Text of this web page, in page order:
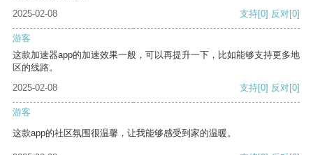
2025-02-08
支持[0] 反对[0]
游客
这款加速器app的加速效果一般，可以再提升一下，比如能够支持更多地
区的线路。
2025-02-08
支持[0] 反对[0]
游客
这款app的社区氛围很温馨，让我能够感受到家的温暖。